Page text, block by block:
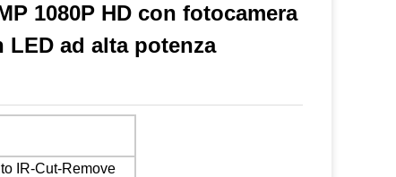
1080P HD con fotocamera
LED ad alta potenza
IR-Cut-Remove